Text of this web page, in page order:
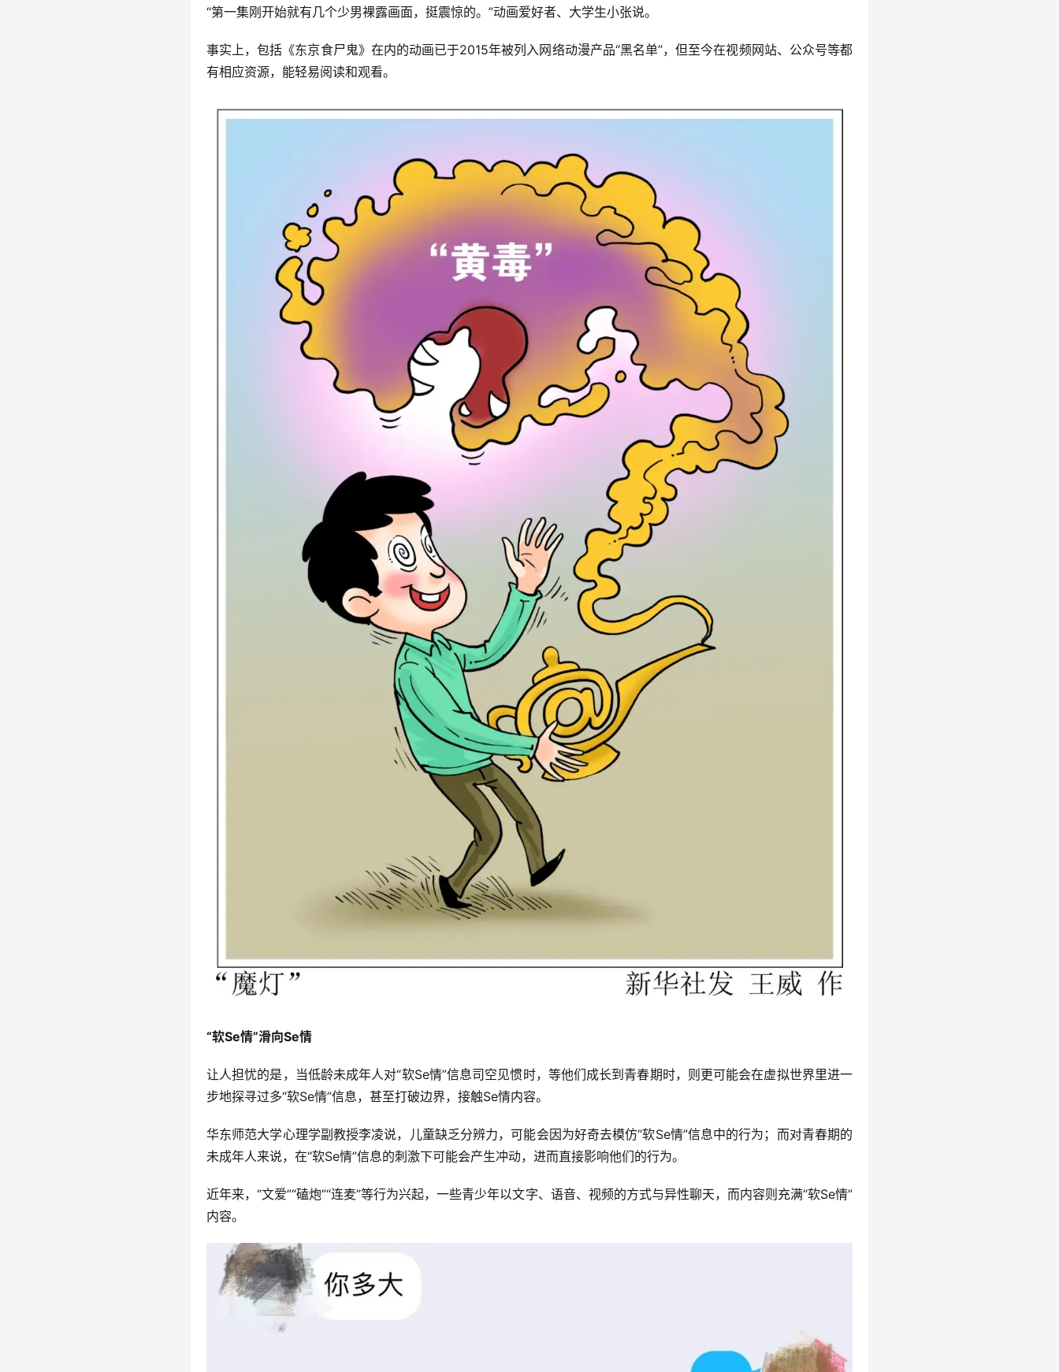
“第一集刚开始就有几个少男裸露画面，挺震惊的。”动画爱好者、大学生小张说。
事实上，包括《东京食尸鬼》在内的动画已于2015年被列入网络动漫产品“黑名单”，但至今在视频网站、公众号等都
有相应资源，能轻易阅读和观看。
“软Se情”滑向Se情
让人担忧的是，当低龄未成年人对“软Se情”信息司空见惯时，等他们成长到青春期时，则更可能会在虚拟世界里进一
步地探寻过多“软Se情”信息，甚至打破边界，接触Se情内容。
华东师范大学心理学副教授李凌说，儿童缺乏分辨力，可能会因为好奇去模仿“软Se情”信息中的行为；而对青春期的
未成年人来说，在“软Se情”信息的刺激下可能会产生冲动，进而直接影响他们的行为。
近年来，“文爱”“磕炮”“连麦”等行为兴起，一些青少年以文字、语音、视频的方式与异性聊天，而内容则充满“软Se情”
内容。